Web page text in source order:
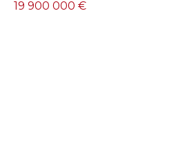
19 900 000 €